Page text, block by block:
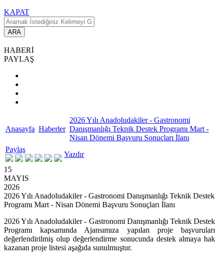
KAPAT
ARA
HABERİ
PAYLAŞ
Anasayfa Haberler
2026 Yılı Anadoludakiler - Gastronomi
Danışmanlığı Teknik Destek Programı Mart -
Nisan Dönemi Başvuru Sonuçları İlanı
Paylaş
Yazdır
15
MAYIS
2026
2026 Yılı Anadoludakiler - Gastronomi Danışmanlığı Teknik Destek
Programı Mart - Nisan Dönemi Başvuru Sonuçları İlanı
2026 Yılı Anadoludakiler - Gastronomi Danışmanlığı Teknik Destek
Programı kapsamında Ajansımıza yapılan proje başvuruları
değerlendirilmiş olup değerlendirme sonucunda destek almaya hak
kazanan proje listesi aşağıda sunulmuştur.